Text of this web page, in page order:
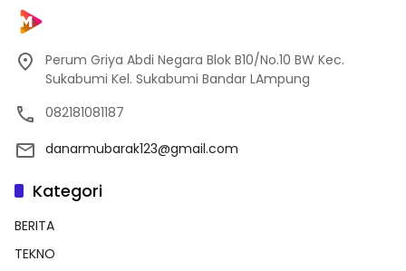
Perum Griya Abdi Negara Blok B10/No.10 BW Kec.
Sukabumi Kel. Sukabumi Bandar LAmpung
082181081187
danarmubarak123@gmail.com
Kategori
BERITA
TEKNO